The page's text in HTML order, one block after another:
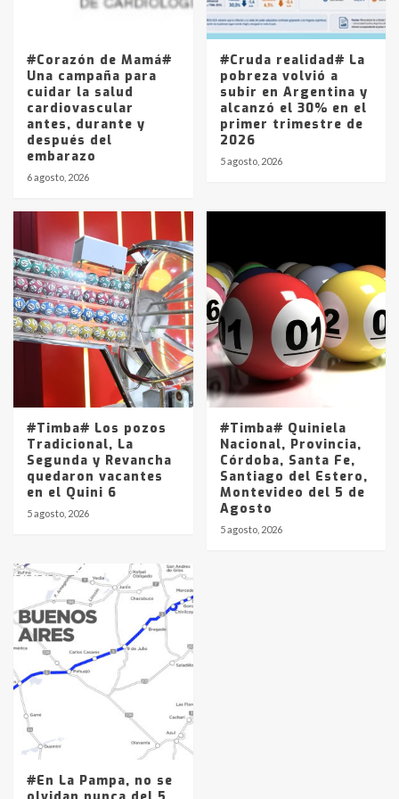
La Pampa, desde YPF hasta Axion
entre 857 a 1338 pesos
#Corazón de Mamá#
Una campaña para
cuidar la salud
cardiovascular
antes, durante y
después del
embarazo
6 agosto, 2026
#Cruda realidad# La
pobreza volvió a
subir en Argentina y
alcanzó el 30% en el
primer trimestre de
2026
5 agosto, 2026
#Timba# Los pozos
Tradicional, La
Segunda y Revancha
quedaron vacantes
en el Quini 6
5 agosto, 2026
#Timba# Quiniela
Nacional, Provincia,
Córdoba, Santa Fe,
Santiago del Estero,
Montevideo del 5 de
Agosto
5 agosto, 2026
#En La Pampa, no se